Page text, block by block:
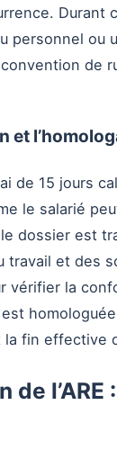
Durant
personnel ou
de
et
de 15 jours
le salarié
dossier est
travail et des
vérifier la
fin effective
de